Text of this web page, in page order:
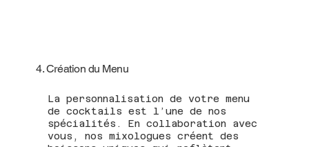
4. Création du Menu
La personnalisation de votre menu
de cocktails est l’une de nos
spécialités. En collaboration avec
vous, nos mixologues créent des